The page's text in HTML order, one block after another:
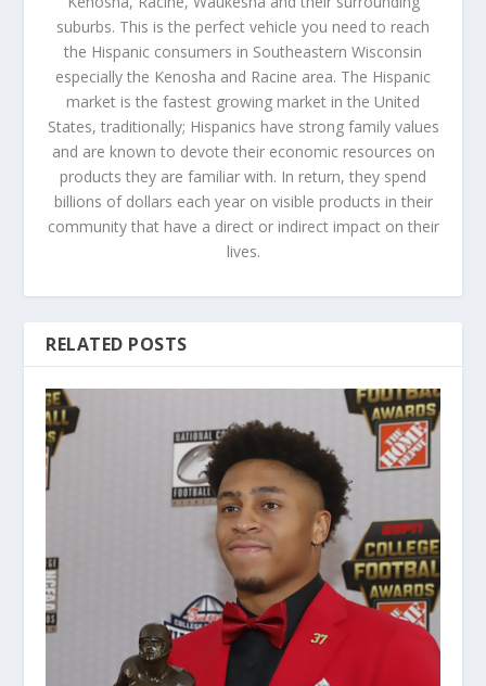
suburbs. This is the perfect vehicle you need to reach
the Hispanic consumers in Southeastern Wisconsin
especially the Kenosha and Racine area. The Hispanic
market is the fastest growing market in the United
States, traditionally; Hispanics have strong family values
and are known to devote their economic resources on
products they are familiar with. In return, they spend
billions of dollars each year on visible products in their
community that have a direct or indirect impact on their
lives.
RELATED POSTS